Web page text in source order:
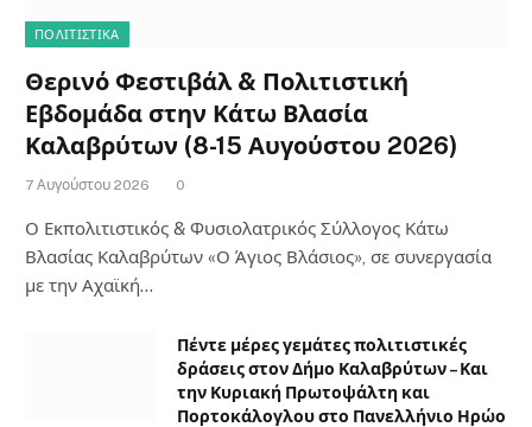
ΠΟΛΙΤΙΣΤΙΚΑ
Θερινό Φεστιβάλ & Πολιτιστική
Εβδομάδα στην Κάτω Βλασία
Καλαβρύτων (8-15 Αυγούστου 2026)
7 Αυγούστου 2026 0
Ο Εκπολιτιστικός & Φυσιολατρικός Σύλλογος Κάτω
Βλασίας Καλαβρύτων «Ο Άγιος Βλάσιος», σε συνεργασία
με την Αχαϊκή…
Πέντε μέρες γεμάτες πολιτιστικές
δράσεις στον Δήμο Καλαβρύτων – Και
την Κυριακή Πρωτοψάλτη και
Πορτοκάλογλου στο Πανελλήνιο Ηρώο